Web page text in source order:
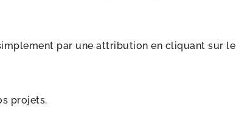
par une attribution en cliquant sur le
projets.